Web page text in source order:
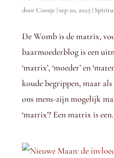
doorCoosje |sep 20, 2025 |
De Womb is de matrix,
baarmoederblog is een
‘matrix’, ‘moeder’ en
koude begrippen, maar als
ons mens-zijn mogelijk
‘matrix’? Een matrix is